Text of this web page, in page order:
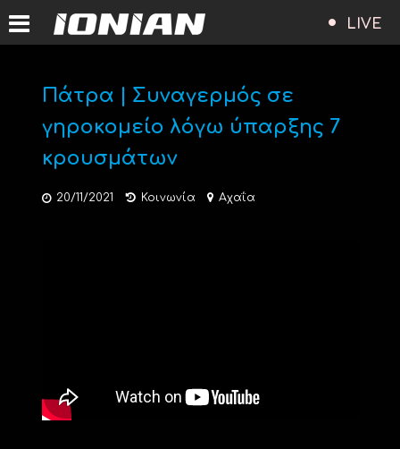
LIVE
Πάτρα | Συναγερμός σε
γηροκομείο λόγω ύπαρξης 7
κρουσμάτων
20/11/2021 Κοινωνία Αχαΐα